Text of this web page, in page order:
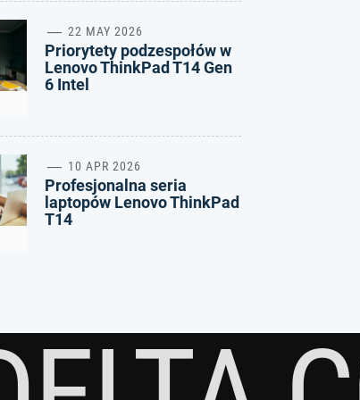
22 MAY 2026
Priorytety podzespołów w
Lenovo ThinkPad T14 Gen
6 Intel
10 APR 2026
Profesjonalna seria
laptopów Lenovo ThinkPad
T14